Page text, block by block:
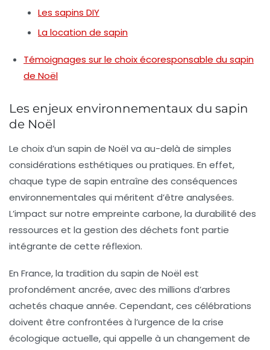
Les sapins DIY
La location de sapin
Témoignages sur le choix écoresponsable du sapin
de Noël
Les enjeux environnementaux du sapin
de Noël
Le choix d’un sapin de Noël va au-delà de simples
considérations esthétiques ou pratiques. En effet,
chaque type de sapin entraîne des conséquences
environnementales qui méritent d’être analysées.
L’impact sur notre empreinte carbone, la durabilité des
ressources et la gestion des déchets font partie
intégrante de cette réflexion.
En France, la tradition du sapin de Noël est
profondément ancrée, avec des millions d’arbres
achetés chaque année. Cependant, ces célébrations
doivent être confrontées à l’urgence de la crise
écologique actuelle, qui appelle à un changement de